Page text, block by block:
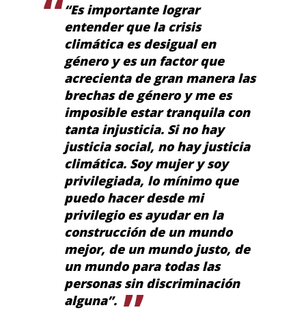
“Es importante lograr
entender que la crisis
climática es desigual en
género y es un factor que
acrecienta de gran manera las
brechas de género y me es
imposible estar tranquila con
tanta injusticia. Si no hay
justicia social, no hay justicia
climática. Soy mujer y soy
privilegiada, lo mínimo que
puedo hacer desde mi
privilegio es ayudar en la
construcción de un mundo
mejor, de un mundo justo, de
un mundo para todas las
personas sin discriminación
alguna”.